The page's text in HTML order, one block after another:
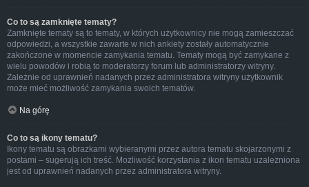
Co to są zamknięte tematy?
Zamknięte tematy są to tematy, w których użytkownicy nie mogą zamieszczać
odpowiedzi, a wszystkie zawarte w nich ankiety zostały automatycznie
zakończone w momencie zamykania tematu. Tematy mogą być zamykane z
wielu powodów i robią to moderatorzy forum lub administratorzy witryny.
Zależnie od uprawnień nadanych przez administratora witryny użytkownik
może mieć możliwość zamykania swoich tematów.
Na górę
Co to są ikony tematu?
Ikony tematu są obrazkami wybieranymi przez autora tematu skojarzonymi z
postami – sugerują ich treść. Możliwość korzystania z ikon tematu uzależniona
jest od uprawnień nadanych przez administratora witryny.